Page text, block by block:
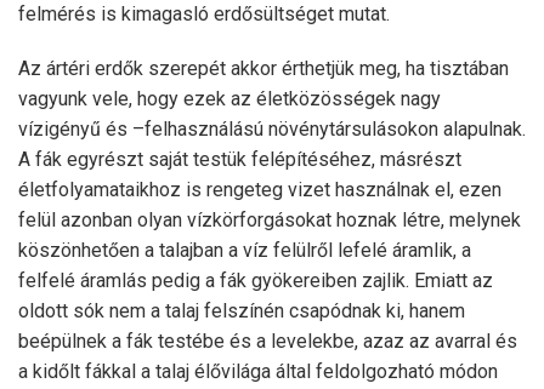
felmérés is kimagasló erdősültséget mutat.
Az ártéri erdők szerepét akkor érthetjük meg, ha tisztában
vagyunk vele, hogy ezek az életközösségek nagy
vízigényű és –felhasználású növénytársulásokon alapulnak.
A fák egyrészt saját testük felépítéséhez, másrészt
életfolyamataikhoz is rengeteg vizet használnak el, ezen
felül azonban olyan vízkörforgásokat hoznak létre, melynek
köszönhetően a talajban a víz felülről lefelé áramlik, a
felfelé áramlás pedig a fák gyökereiben zajlik. Emiatt az
oldott sók nem a talaj felszínén csapódnak ki, hanem
beépülnek a fák testébe és a levelekbe, azaz az avarral és
a kidőlt fákkal a talaj élővilága által feldolgozható módon